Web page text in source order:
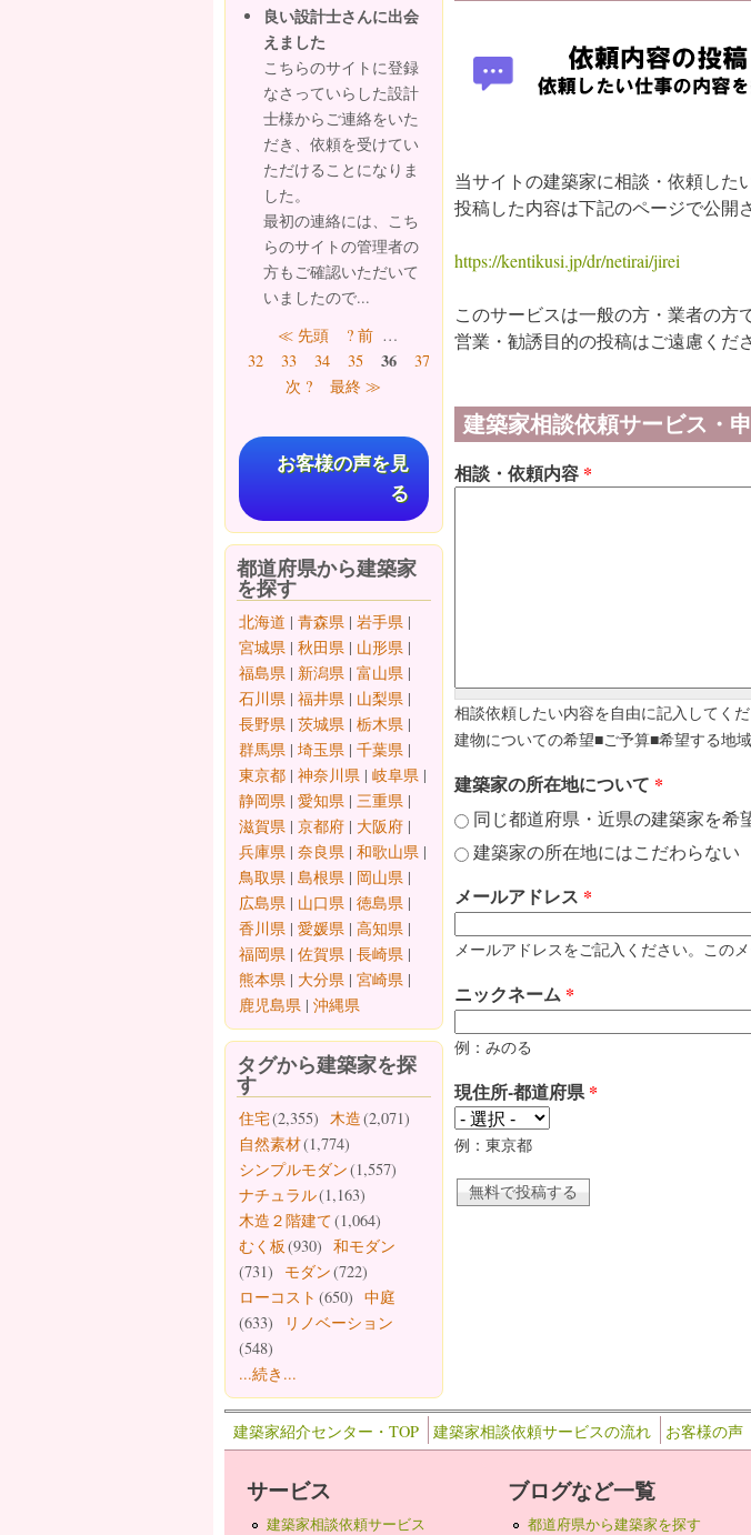
当サイトの建築家に相談・依頼した
投稿した内容は下記のページで公開
https://kentikusi.jp/dr/netirai/jirei
このサービスは一般の方・業者の方
営業・勧誘目的の投稿はご遠慮くださ
建築家相談依頼サービス・
相談・依頼内容 *
相談依頼したい内容を自由に記入してく
建物についての希望■ご予算■希望する地
建築家の所在地について *
同じ都道府県・近県の建築家を希
建築家の所在地にはこだわらない
メールアドレス *
メールアドレスをご記入ください。この
ニックネーム *
例：みのる
現住所-都道府県*
例：東京都
良い設計士さんに出会
えました
こちらのサイトに登録
なさっていらした設計
士様からご連絡をいた
だき、依頼を受けてい
ただけることになりま
した。
最初の連絡には、こち
らのサイトの管理者の
方もご確認いただいて
いましたので...
ページ≪ 先頭 ? 前 …
32
33 34 35 36 37
次 ?
最終 ≫
お客様の声を見
る
都道府県から建築家
を探す
北海道 | 青森県 | 岩手県 |
宮城県 | 秋田県 | 山形県 |
福島県 | 新潟県 | 富山県 |
石川県 | 福井県 | 山梨県 |
長野県 | 茨城県 | 栃木県 |
群馬県 | 埼玉県 | 千葉県 |
東京都 | 神奈川県 | 岐阜県 |
静岡県 | 愛知県 | 三重県 |
滋賀県 | 京都府 | 大阪府 |
兵庫県 | 奈良県 | 和歌山県 |
鳥取県 | 島根県 | 岡山県 |
広島県 | 山口県 | 徳島県 |
香川県 | 愛媛県 | 高知県 |
福岡県 | 佐賀県 | 長崎県 |
熊本県 | 大分県 | 宮崎県 |
鹿児島県 | 沖縄県
タグから建築家を探
す
住宅(2,355) 木造(2,071)
自然素材(1,774)
シンプルモダン(1,557)
ナチュラル(1,163)
木造２階建て(1,064)
むく板 (930) 和モダン
(731)
モダン(722)
ローコスト (650) 中庭
(633)
リノベーション
(548)
...続き...
建築家紹介センター・TOP 建築家相談依頼サービスの流れ お客様の声
サービス
建築家相談依頼サービス
ブログなど一覧
都道府県から建築家を探す